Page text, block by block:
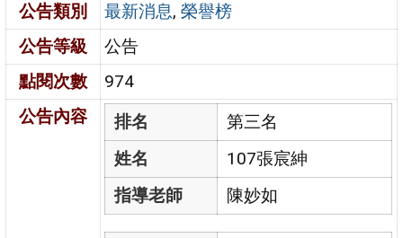
公告類別
最新消息,榮譽榜
公告等級
公告
點閱次數
974
公告內容
排名
第三名
姓名
107張宸紳
指導老師
陳妙如